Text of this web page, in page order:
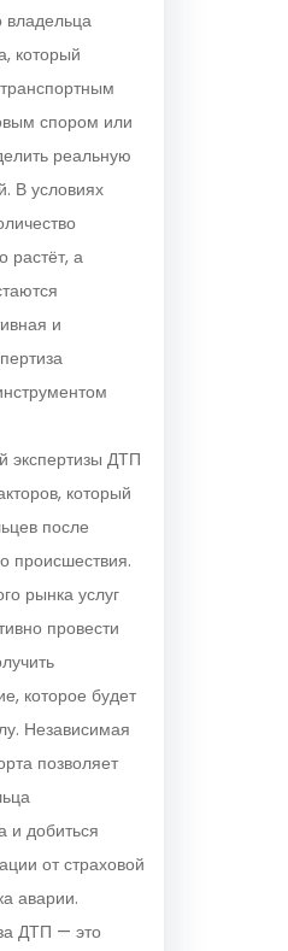
владельца
который
спором или
реальную
В условиях
растёт, а
и
экспертизы ДТП
который
после
происшествия.
рынка услуг
провести
которое будет
Независимая
позволяет
и добиться
от страховой
аварии.
ДТП — это